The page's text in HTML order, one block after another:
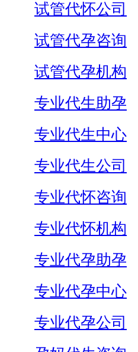
试管代怀公司
试管代孕咨询
试管代孕机构
专业代生助孕
专业代生中心
专业代生公司
专业代怀咨询
专业代怀机构
专业代孕助孕
专业代孕中心
专业代孕公司